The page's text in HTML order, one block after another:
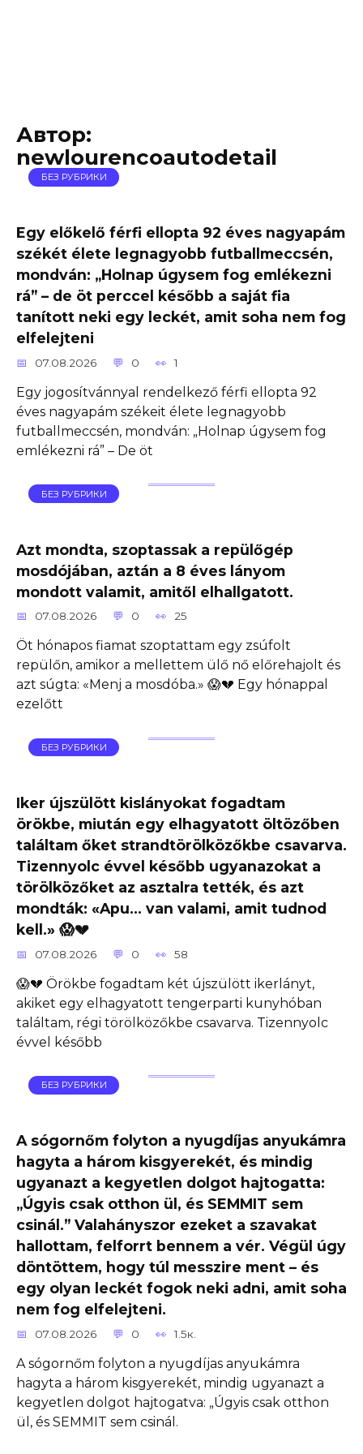
Автор:
newlourencoautodetail
БЕЗ РУБРИКИ
Egy előkelő férfi ellopta 92 éves nagyapám
székét élete legnagyobb futballmeccsén,
mondván: „Holnap úgysem fog emlékezni
rá” – de öt perccel később a saját fia
tanított neki egy leckét, amit soha nem fog
elfelejteni
07.08.2026 0 1
Egy jogosítvánnyal rendelkező férfi ellopta 92
éves nagyapám székeit élete legnagyobb
futballmeccsén, mondván: „Holnap úgysem fog
emlékezni rá” – De öt
БЕЗ РУБРИКИ
Azt mondta, szoptassak a repülőgép
mosdójában, aztán a 8 éves lányom
mondott valamit, amitől elhallgatott.
07.08.2026 0 25
Öt hónapos fiamat szoptattam egy zsúfolt
repülőn, amikor a mellettem ülő nő előrehajolt és
azt súgta: «Menj a mosdóba.» 😱💔 Egy hónappal
ezelőtt
БЕЗ РУБРИКИ
Iker újszülött kislányokat fogadtam
örökbe, miután egy elhagyatott öltözőben
találtam őket strandtörölközőkbe csavarva.
Tizennyolc évvel később ugyanazokat a
törölközőket az asztalra tették, és azt
mondták: «Apu… van valami, amit tudnod
kell.» 😱💔
07.08.2026 0 58
😱💔 Örökbe fogadtam két újszülött ikerlányt,
akiket egy elhagyatott tengerparti kunyhóban
találtam, régi törölközőkbe csavarva. Tizennyolc
évvel később
БЕЗ РУБРИКИ
A sógornőm folyton a nyugdíjas anyukámra
hagyta a három kisgyerekét, és mindig
ugyanazt a kegyetlen dolgot hajtogatta:
„Úgyis csak otthon ül, és SEMMIT sem
csinál.” Valahányszor ezeket a szavakat
hallottam, felforrt bennem a vér. Végül úgy
döntöttem, hogy túl messzire ment – ​​és
egy olyan leckét fogok neki adni, amit soha
nem fog elfelejteni.
07.08.2026 0 1.5к.
A sógornőm folyton a nyugdíjas anyukámra
hagyta a három kisgyerekét, mindig ugyanazt a
kegyetlen dolgot hajtogatva: „Úgyis csak otthon
ül, és SEMMIT sem csinál.